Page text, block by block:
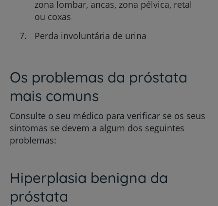
zona lombar, ancas, zona pélvica, retal
ou coxas
Perda involuntária de urina
Os problemas da próstata
mais comuns
Consulte o seu médico para verificar se os seus
sintomas se devem a algum dos seguintes
problemas:
Hiperplasia benigna da
próstata